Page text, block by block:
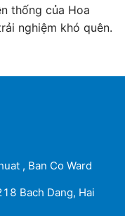
thống của Hoa
nghiệm khó quên.
, Ban Co Ward
Bach Dang, Hai